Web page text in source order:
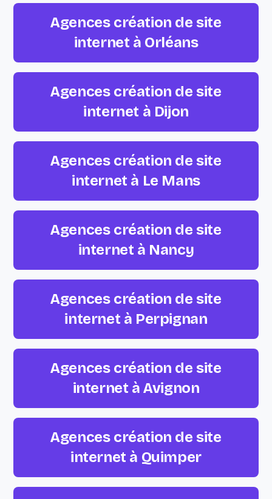
Agences création de site
internet à Orléans
Agences création de site
internet à Dijon
Agences création de site
internet à Le Mans
Agences création de site
internet à Nancy
Agences création de site
internet à Perpignan
Agences création de site
internet à Avignon
Agences création de site
internet à Quimper